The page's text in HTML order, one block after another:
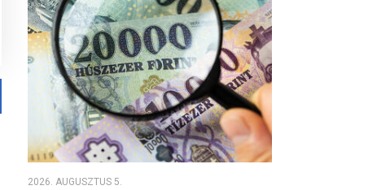
2026. AUGUSZTUS 5.